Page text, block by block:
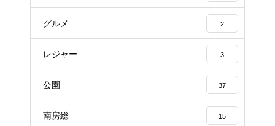
グルメ 2
レジャー 3
公園 37
南房総 15